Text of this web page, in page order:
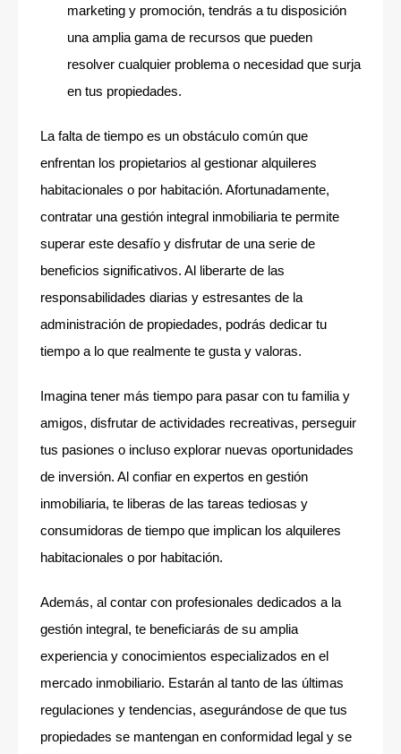
marketing y promoción, tendrás a tu disposición
una amplia gama de recursos que pueden
resolver cualquier problema o necesidad que surja
en tus propiedades.
La falta de tiempo es un obstáculo común que
enfrentan los propietarios al gestionar alquileres
habitacionales o por habitación. Afortunadamente,
contratar una gestión integral inmobiliaria te permite
superar este desafío y disfrutar de una serie de
beneficios significativos. Al liberarte de las
responsabilidades diarias y estresantes de la
administración de propiedades, podrás dedicar tu
tiempo a lo que realmente te gusta y valoras.
Imagina tener más tiempo para pasar con tu familia y
amigos, disfrutar de actividades recreativas, perseguir
tus pasiones o incluso explorar nuevas oportunidades
de inversión. Al confiar en expertos en gestión
inmobiliaria, te liberas de las tareas tediosas y
consumidoras de tiempo que implican los alquileres
habitacionales o por habitación.
Además, al contar con profesionales dedicados a la
gestión integral, te beneficiarás de su amplia
experiencia y conocimientos especializados en el
mercado inmobiliario. Estarán al tanto de las últimas
regulaciones y tendencias, asegurándose de que tus
propiedades se mantengan en conformidad legal y se